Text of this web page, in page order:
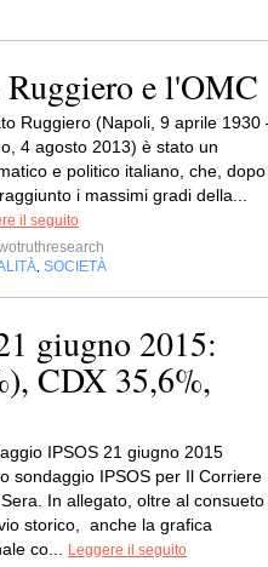
e l'OMC
Ruggiero (Napoli, 9 aprile 1930
4 agosto 2013) è stato un
e politico italiano, che, dopo
i massimi gradi della...
il seguito
SOCIETÀ
giugno 2015:
CDX 35,6%,
IPSOS 21 giugno 2015
sondaggio IPSOS per Il Corriere
In allegato, oltre al consueto
storico, anche la grafica
co...
Leggere il seguito